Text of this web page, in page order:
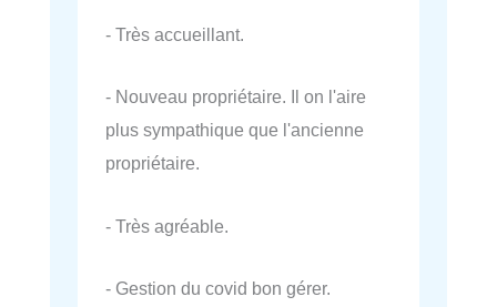
- Très accueillant.
- Nouveau propriétaire. Il on l'aire
plus sympathique que l'ancienne
propriétaire.
- Très agréable.
- Gestion du covid bon gérer.